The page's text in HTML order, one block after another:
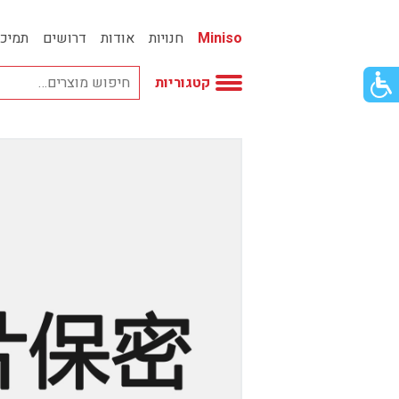
כפתור
לפתיחת
Miniso חנויות אודות דרושים
קטגוריות
בישום ונרות
בעלי חיים
בקבוקים